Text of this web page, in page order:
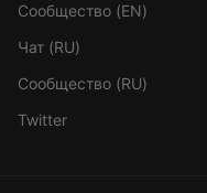
Сообщество (EN)
Чат (RU)
Сообщество (RU)
Twitter